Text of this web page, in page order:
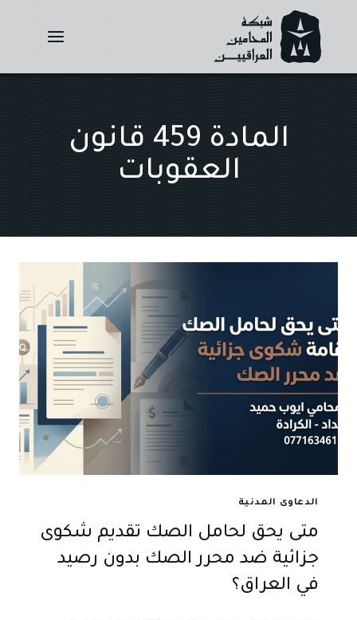
content
المادة 459 قانون
العقوبات
الدعاوى المدنية
متى يحق لحامل الصك تقديم شكوى
جزائية ضد محرر الصك بدون رصيد
في العراق؟